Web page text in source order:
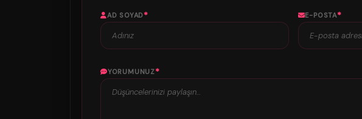
AD SOYAD* E-POSTA*
YORUMUNUZ*